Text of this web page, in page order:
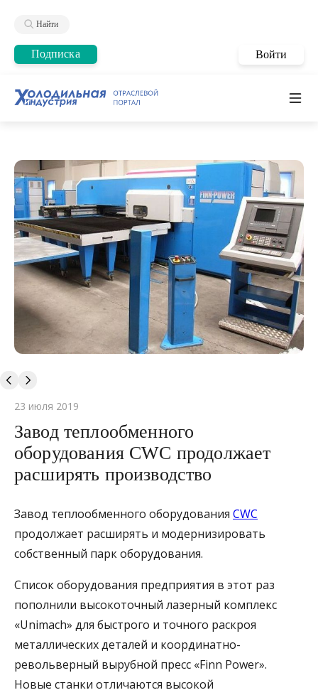
Найти
Подписка Войти
23 июля 2019
Завод теплообменного
оборудования CWC продолжает
расширять производство
Завод теплообменного оборудования CWC
продолжает расширять и модернизировать
собственный парк оборудования.
Список оборудования предприятия в этот раз
пополнили высокоточный лазерный комплекс
«Unimach» для быстрого и точного раскроя
металлических деталей и координатно-
револьверный вырубной пресс «Finn Power».
Новые станки отличаются высокой